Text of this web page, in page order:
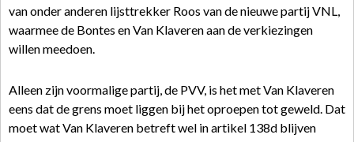
van onder anderen lijsttrekker Roos van de nieuwe partij VNL,
waarmee de Bontes en Van Klaveren aan de verkiezingen
willen meedoen.
Alleen zijn voormalige partij, de PVV, is het met Van Klaveren
eens dat de grens moet liggen bij het oproepen tot geweld. Dat
moet wat Van Klaveren betreft wel in artikel 138d blijven